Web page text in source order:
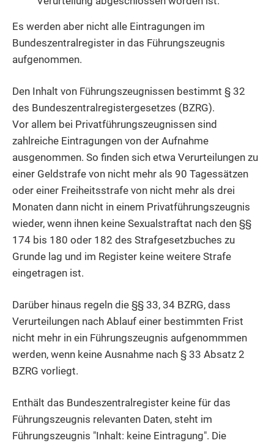
Es werden aber nicht alle Eintragungen im
Bundeszentralregister in das Führungszeugnis
aufgenommen.
Den Inhalt von Führungszeugnissen bestimmt § 32
des Bundeszentralregistergesetzes (BZRG).
Vor allem bei Privatführungszeugnissen sind
zahlreiche Eintragungen von der Aufnahme
ausgenommen. So finden sich etwa Verurteilungen zu
einer Geldstrafe von nicht mehr als 90 Tagessätzen
oder einer Freiheitsstrafe von nicht mehr als drei
Monaten dann nicht in einem Privatführungszeugnis
wieder, wenn ihnen keine Sexualstraftat nach den §§
174 bis 180 oder 182 des Strafgesetzbuches zu
Grunde lag und im Register keine weitere Strafe
eingetragen ist.
Darüber hinaus regeln die §§ 33, 34 BZRG, dass
Verurteilungen nach Ablauf einer bestimmten Frist
nicht mehr in ein Führungszeugnis aufgenommmen
werden, wenn keine Ausnahme nach § 33 Absatz 2
BZRG vorliegt.
Enthält das Bundeszentralregister keine für das
Führungszeugnis relevanten Daten, steht im
Führungszeugnis "Inhalt: keine Eintragung". Die